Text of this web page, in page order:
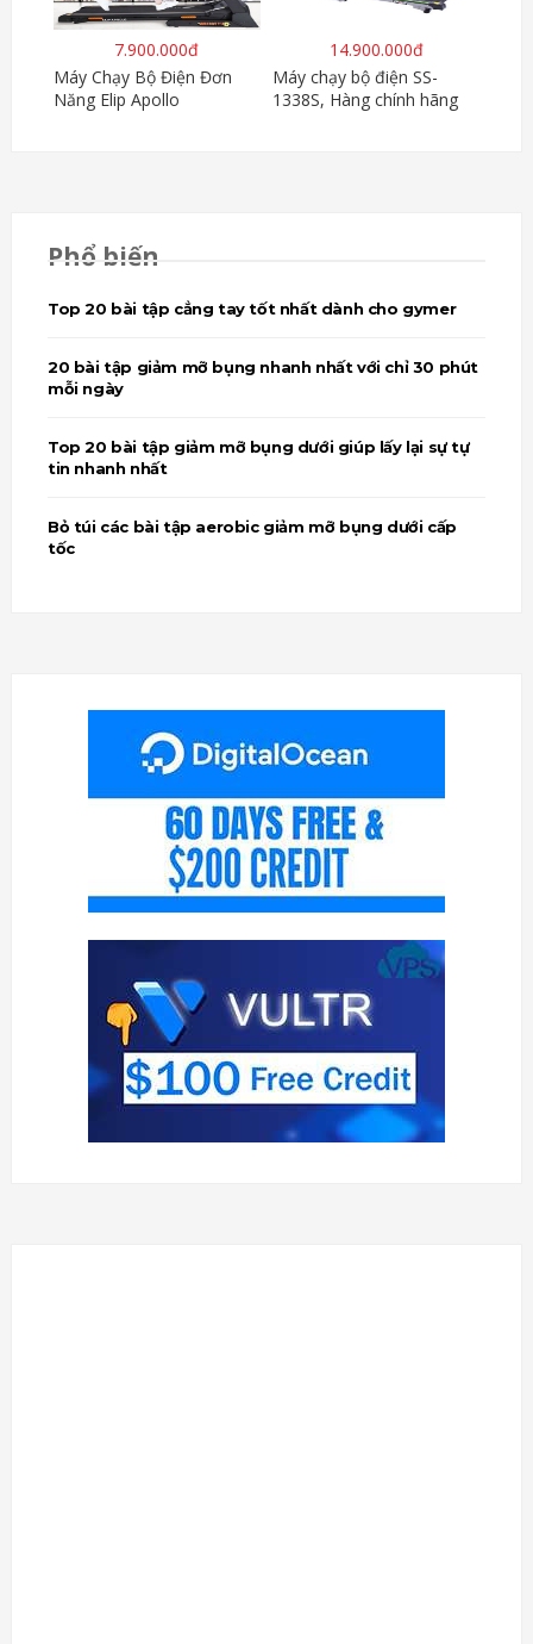
7.900.000đ
Máy Chạy Bộ Điện Đơn
Năng Elip Apollo
14.900.000đ
Máy chạy bộ điện SS-
1338S, Hàng chính hãng
Phổ biến
Top 20 bài tập cẳng tay tốt nhất dành cho gymer
20 bài tập giảm mỡ bụng nhanh nhất với chỉ 30 phút
mỗi ngày
Top 20 bài tập giảm mỡ bụng dưới giúp lấy lại sự tự
tin nhanh nhất
Bỏ túi các bài tập aerobic giảm mỡ bụng dưới cấp
tốc